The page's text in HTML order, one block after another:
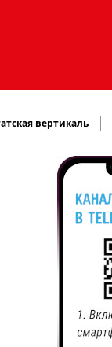
вертикаль